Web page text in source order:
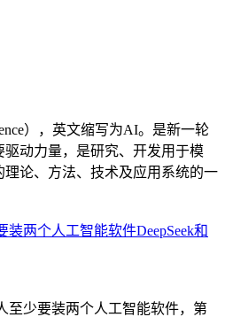
），英文缩写为AI。是新一轮
动力量，是研究、开发用于模
论、方法、技术及应用系统的一
两个人工智能软件DeepSeek和
至少要装两个人工智能软件，第